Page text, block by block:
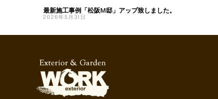
最新施工事例「松阪M邸」アップ致しました。
2026年5月31日